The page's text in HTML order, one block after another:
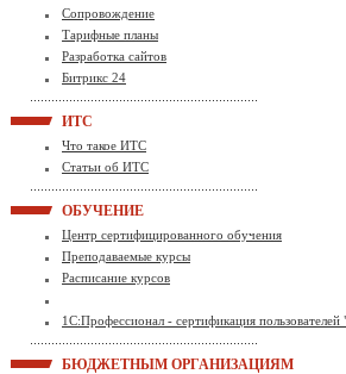
Сопровождение
Тарифные планы
Разработка сайтов
Битрикс 24
ИТС
Что такое ИТС
Статьи об ИТС
ОБУЧЕНИЕ
Центр сертифицированного обучения
Преподаваемые курсы
Расписание курсов
1С:Профессионал - сертификация
БЮДЖЕТНЫМ ОРГАНИЗАЦИЯМ